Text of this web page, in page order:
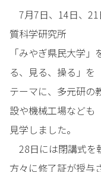
7月7日、14日、21
質科学研究所
「みやぎ県民大学
る、見る、操る」を
テーマに、多元研の
設や機械工場なども
見学しました。
28日には閉講式を
方々に修了証が授与